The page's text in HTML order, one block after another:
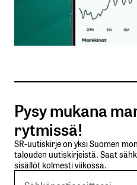
Nimesi tai nimimerkkisi
Pysy mukana
rytmissä!
SR-uutiskirje on yksi Suomen
talouden uutiskirjeistä. Saat
sisällöt kolmesti viikossa.